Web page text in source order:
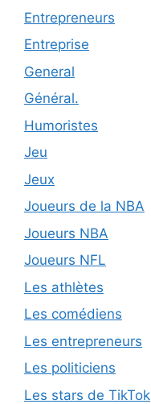
Entrepreneurs
Entreprise
General
Général.
Humoristes
Jeu
Jeux
Joueurs de la NBA
Joueurs NBA
Joueurs NFL
Les athlètes
Les comédiens
Les entrepreneurs
Les politiciens
Les stars de TikTok